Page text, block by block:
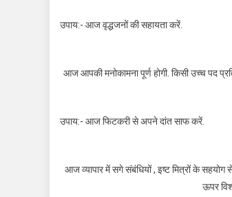
उपाय:- आज वृद्धजनों की सहायता करें.
आज आपकी मनोकामना पूर्ण होगी. किसी उच्च पद
उपाय:- आज फिटकरी से अपने दांत साफ करें.
आज व्यापार में सगे संबंधियों , इष्ट मित्रों के सहयोग
ऊपर